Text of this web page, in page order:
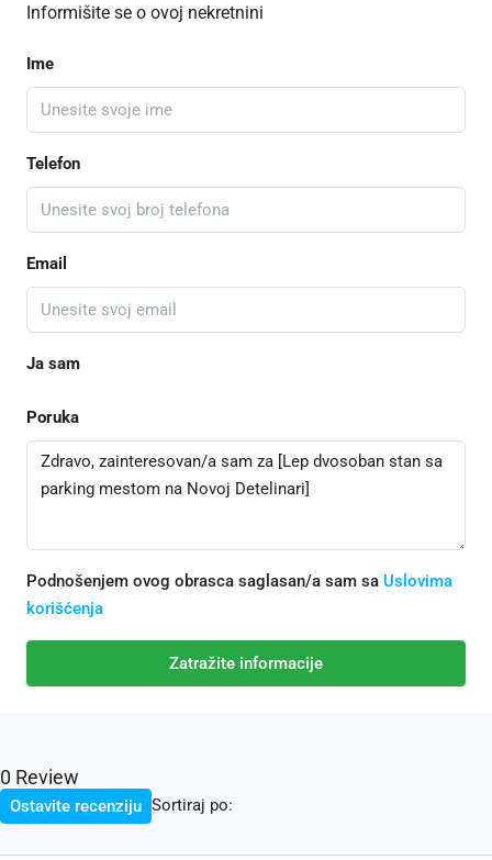
Informišite se o ovoj nekretnini
Ime
Telefon
Email
Ja sam
Poruka
Podnošenjem ovog obrasca saglasan/a sam sa Uslovima
korišćenja
Zatražite informacije
0 Review
Sortiraj po:
Ostavite recenziju